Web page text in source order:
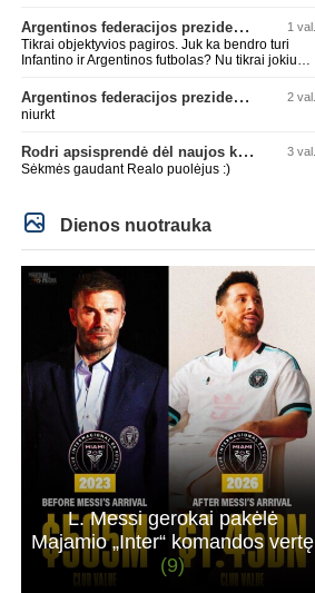
Argentinos federacijos prezidentas C. Tapia negailėjo pagyrų G. Infantino 1 val.
Tikrai objektyvios pagiros. Juk ka bendro turi
Infantino ir Argentinos futbolas? Nu tikrai jokiu
Argentinos federacijos prezidentas C. Tapia negailėjo pagyrų G. Infantino 2 val.
niurkt
Rodri apsisprendė dėl naujos komandos 3 val.
Sėkmės gaudant Realo puolėjus :)
Dienos nuotrauka
L. Messi gerokai pakėlė
Majamio „Inter“ komandos vertę
(9)